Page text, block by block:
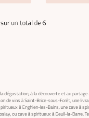
un total de 6
dégustation, à la découverte et au
de vins à Saint-Brice-sous-Forêt, une
à Enghien-les-Bains, une cave
ou cave à spiritueux à Deuil-la-Barre.